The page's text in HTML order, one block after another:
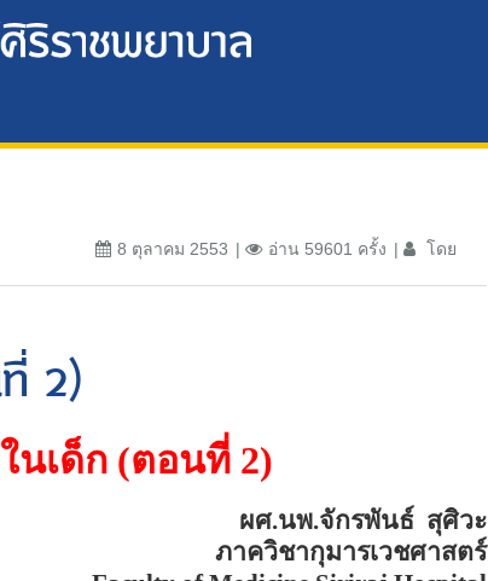
8 ตุลาคม 2553 อ่าน 59601 ครั้ง โดย
2)
นเด็ก (ตอนที่ 2)
ผศ.นพ.จักรพันธ์ สุศิวะ
ภาควิชากุมารเวชศาสตร์